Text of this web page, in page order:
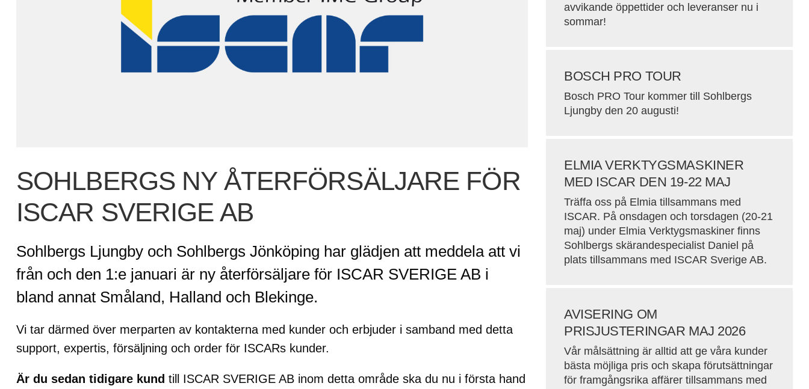
SOHLBERGS NY ÅTERFÖRSÄLJARE FÖR
ISCAR SVERIGE AB
Sohlbergs Ljungby och Sohlbergs Jönköping har glädjen att meddela att vi
från och den 1:e januari är ny återförsäljare för ISCAR SVERIGE AB i
bland annat Småland, Halland och Blekinge.
Vi tar därmed över merparten av kontakterna med kunder och erbjuder i samband med detta
support, expertis, försäljning och order för ISCARs kunder.
Är du sedan tidigare kund till ISCAR SVERIGE AB inom detta område ska du nu i första hand
avvikande öppettider och leveranser nu i
sommar!
BOSCH PRO TOUR
Bosch PRO Tour kommer till Sohlbergs
Ljungby den 20 augusti!
ELMIA VERKTYGSMASKINER
MED ISCAR DEN 19-22 MAJ
Träffa oss på Elmia tillsammans med
ISCAR. På onsdagen och torsdagen (20-21
maj) under Elmia Verktygsmaskiner finns
Sohlbergs skärandespecialist Daniel på
plats tillsammans med ISCAR Sverige AB.
AVISERING OM
PRISJUSTERINGAR MAJ 2026
Vår målsättning är alltid att ge våra kunder
bästa möjliga pris och skapa förutsättningar
för framgångsrika affärer tillsammans med